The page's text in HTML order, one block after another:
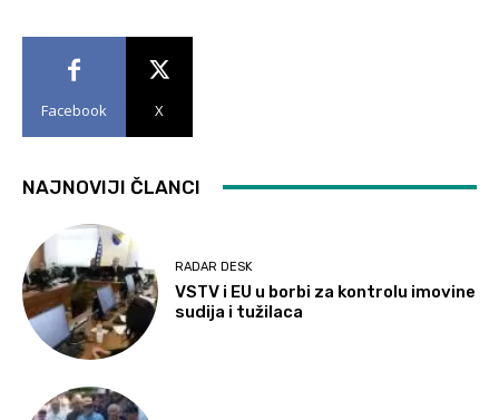
Facebook X
NAJNOVIJI ČLANCI
RADAR DESK
VSTV i EU u borbi za kontrolu imovine
sudija i tužilaca